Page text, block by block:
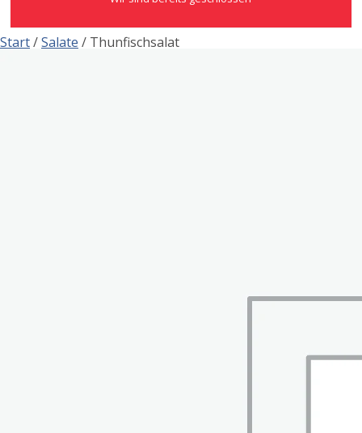
Start/Salate / Thunfischsalat